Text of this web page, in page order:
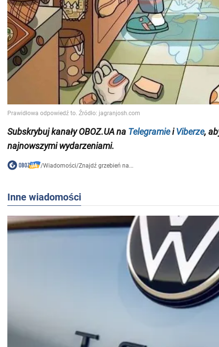
Subskrybuj kanały OBOZ.UA na TelegramieiViberze,
najnowszymi wydarzeniami.
/Wiadomości/Znajdź grzebień na...
Inne wiadomości